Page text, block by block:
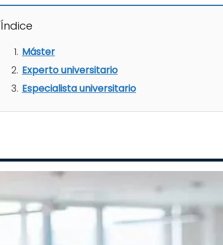
Índice
Máster
Experto universitario
Especialista universitario